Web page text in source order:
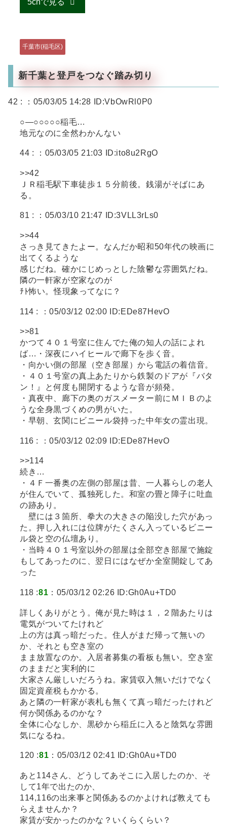
千葉市(稲毛区)
新千葉と登戸をつなぐ踏み切り
42 : ：05/03/05 14:28 ID:VbOwRl0P0
○―○○○○○稲毛…
地元なのに全然わかんない
44 : ：05/03/05 21:03 ID:ito8u2RgO
>>42
ＪＲ稲毛駅下車徒歩１５分前後。銭湯がそばにあ
る。
81 : ：05/03/10 21:47 ID:3VLL3rLs0
>>44
さっき見てきたよー。なんだか昭和50年代の映画に
出てくるような
感じだね。確かにじめっとした陰鬱な雰囲気だね。
隣の一軒家が空家なのが
ﾁﾄ怖い。怪現象ってなに？
114 : ：05/03/12 02:00 ID:EDe87HevO
>>81
かつて４０１号室に住んでた俺の知人の話によれ
ば…・深夜にハイヒールで廊下を歩く音。
・向かい側の部屋（空き部屋）から電話の着信音。
・４０１号室の真上あたりから鉄製のドアが『バタ
ン！』と何度も開閉するような音が頻発。
・真夜中、廊下の奥のガスメーター前にＭＩＢのよ
うな全身黒づくめの男がいた。
・早朝、玄関にビニール袋持った中年女の霊出現。
116 : ：05/03/12 02:09 ID:EDe87HevO
>>114
続き…
・４Ｆ一番奥の左側の部屋は昔、一人暮らしの老人
が住んでいて、孤独死した。和室の畳と障子に吐血
の跡あり。
壁には３箇所、拳大の大きさの陥没した穴があっ
た。押し入れには位牌がたくさん入っているビニー
ル袋と空の仏壇あり。
・当時４０１号室以外の部屋は全部空き部屋で施錠
もしてあったのに、翌日にはなぜか全室開錠してあ
った
118 :81 ：05/03/12 02:26 ID:Gh0Au+TD0
詳しくありがとう。俺が見た時は１，２階あたりは
電気がついてたけれど
上の方は真っ暗だった。住人がまだ帰って無いの
か、それとも空き室の
まま放置なのか。入居者募集の看板も無い。空き室
のままだと実利的に
大家さん厳しいだろうね。家賃収入無いだけでなく
固定資産税もかかる。
あと隣の一軒家が表札も無くて真っ暗だったけれど
何か関係あるのかな？
全体に心なしか、黒砂から稲丘に入ると陰気な雰囲
気になるね。
120 :81 ：05/03/12 02:41 ID:Gh0Au+TD0
あと114さん、どうしてあそこに入居したのか、そ
して1年で出たのか、
114,116の出来事と関係あるのかよければ教えても
らえませんか？
家賃が安かったのかな？いくらくらい？